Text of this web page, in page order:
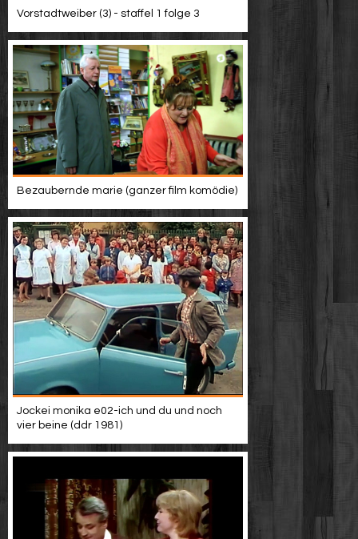
Vorstadtweiber (3) - staffel 1 folge 3
Bezaubernde marie (ganzer film komödie)
Jockei monika e02-ich und du und noch
vier beine (ddr 1981)